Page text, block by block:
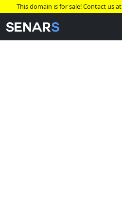
This domain is for sale! Contact us at